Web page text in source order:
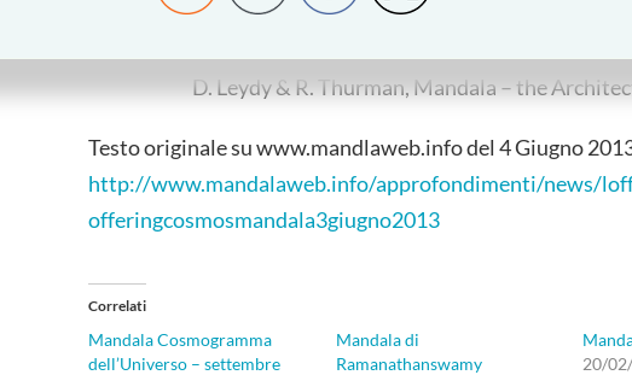
M. Brauen, Mandala – il cerchip
D. Leydy & R. Thurman, Mandala – the
Testo originale su www.mandlaweb.info del 4 Giugno
http://www.mandalaweb.info/approfondimenti/news/
offeringcosmosmandala3giugno2013
Correlati
Mandala Cosmogramma
dell’Universo – settembre
Mandala di
Ramanathanswamy
20/